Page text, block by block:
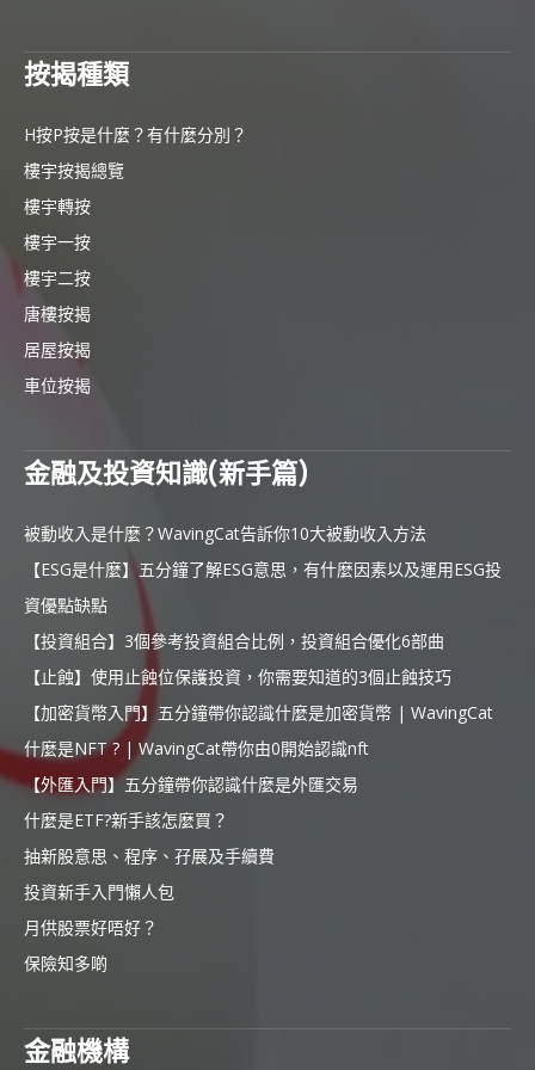
按揭種類
H按P按是什麼？有什麼分別？
樓宇按揭總覽
樓宇轉按
樓宇一按
樓宇二按
唐樓按揭
居屋按揭
車位按揭
金融及投資知識(新手篇)
被動收入是什麼？WavingCat告訴你10大被動收入方法
【ESG是什麼】五分鐘了解ESG意思，有什麼因素以及運用ESG投
資優點缺點
【投資組合】3個參考投資組合比例，投資組合優化6部曲
【止蝕】使用止蝕位保護投資，你需要知道的3個止蝕技巧
【加密貨幣入門】五分鐘帶你認識什麼是加密貨幣 | WavingCat
什麼是NFT ? | WavingCat帶你由0開始認識nft
【外匯入門】五分鐘帶你認識什麼是外匯交易
什麼是ETF?新手該怎麼買？
抽新股意思、程序、孖展及手續費
投資新手入門懶人包
月供股票好唔好？
保險知多啲
金融機構